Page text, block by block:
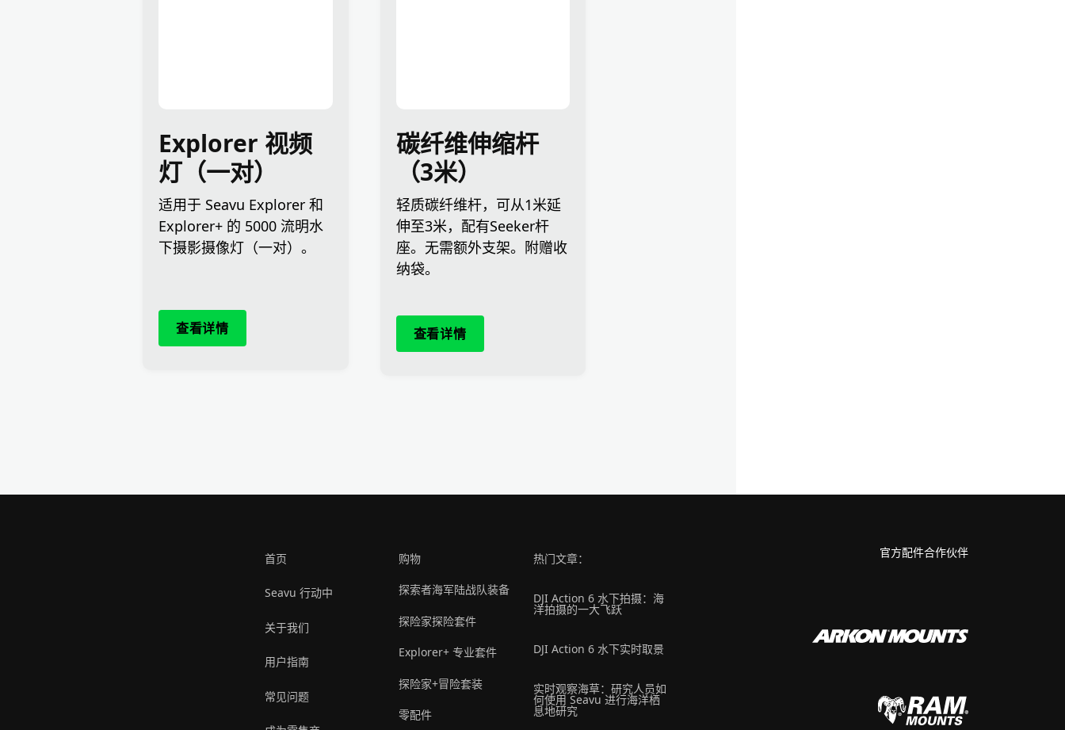
Explorer 视频
灯（一对）
适用于 Seavu Explorer 和
Explorer+ 的 5000 流明水
下摄影摄像灯（一对）。
查看详情
碳纤维伸缩杆
（3米）
轻质碳纤维杆，可从1米延
伸至3米，配有Seeker杆
座。无需额外支架。附赠收
纳袋。
查看详情
首页
Seavu 行动中
关于我们
用户指南
常见问题
购物
探索者海军陆战队装备
探险家探险套件
Explorer+ 专业套件
探险家+冒险套装
零配件
热门文章：
DJI Action 6 水下拍摄：海
洋拍摄的一大飞跃
DJI Action 6 水下实时取景
实时观察海草：研究人员如
何使用 Seavu 进行海洋栖
息地研究
官方配件合作伙伴